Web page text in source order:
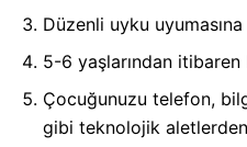
Düzenli uyku
5-6 yaşlarından
Çocuğunuzu telefon,
gibi teknolojik